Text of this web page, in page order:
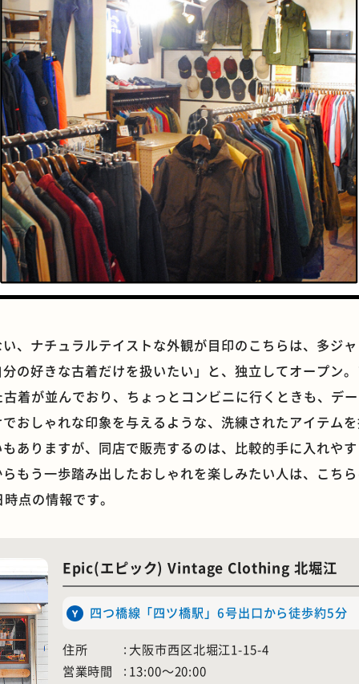
手芸 占い
ホテル 遊具
、ナチュラルテイストな外観が目印のこちらは、多ジ
の好きな古着だけを扱いたい」と、独立してオープン
古着が並んでおり、ちょっとコンビニに行くときも、デ
おしゃれな印象を与えるような、洗練されたアイテム
ありますが、同店で販売するのは、比較的手に入れや
もう一歩踏み出したおしゃれを楽しみたい人は、こち
点の情報です。
Epic(エピック) Vintage Clothing 北堀江
四つ橋線「四ツ橋駅」6号出口から徒歩約5分
住所
大阪市西区北堀江1-15-4
営業時間
13:00〜20:00